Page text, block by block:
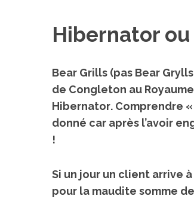
Hibernator
Bear Grills (pas Bear
de Congleton au
Hibernator. Comprendre
donné car après l’avoir
!
Si un jour un client arrive
pour la maudite somme